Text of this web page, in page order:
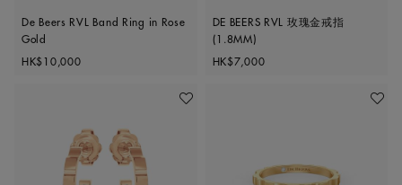
De Beers RVL Band Ring in Rose
Gold
Original price
HK$10,000
DE BEERS RVL 玫瑰金戒指
(1.8MM)
Original price
HK$7,000
加入喜愛清單 加入喜